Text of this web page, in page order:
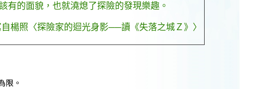
有的面貌，也就澆熄了探險的發現樂趣。
自楊照〈探險家的迴光身影──讀《失落之城Ｚ》〉
限。